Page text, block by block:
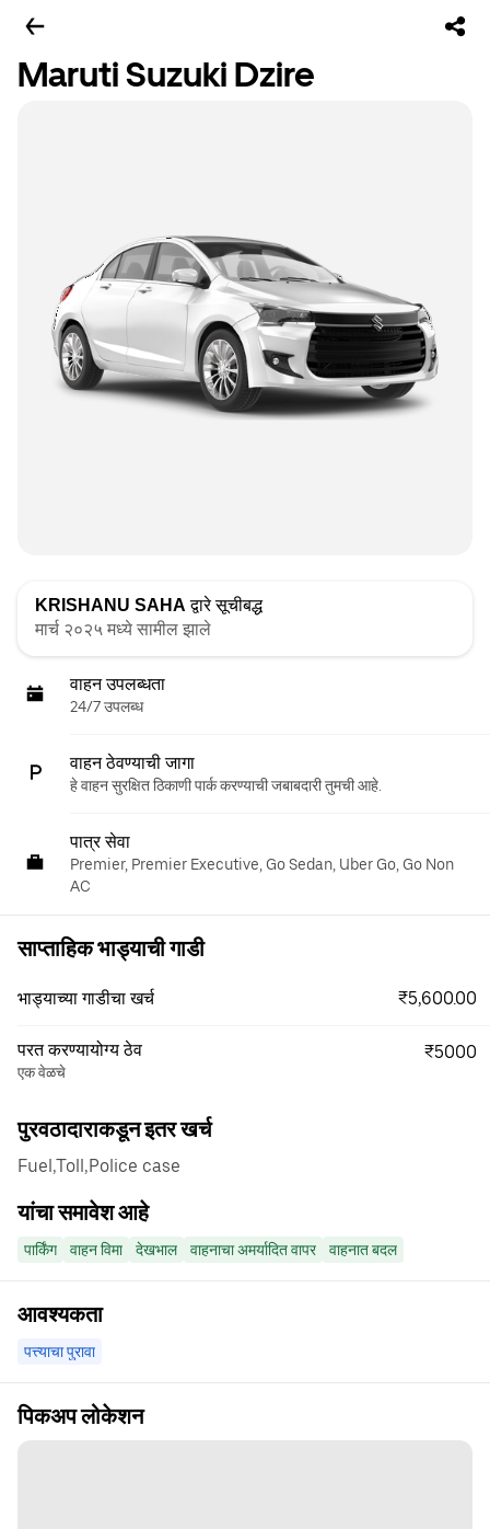
Maruti Suzuki Dzire
KRISHANU SAHA द्वारे सूचीबद्ध
मार्च २०२५ मध्ये सामील झाले
वाहन उपलब्धता
24/7 उपलब्ध
वाहन ठेवण्याची जागा
हे वाहन सुरक्षित ठिकाणी पार्क करण्याची जबाबदारी तुमची आहे.
पात्र सेवा
Premier, Premier Executive, Go Sedan, Uber Go, Go Non
AC
साप्ताहिक भाड्याची गाडी
भाड्याच्या गाडीचा खर्च ₹5,600.00
परत करण्यायोग्य ठेव
एक वेळचे
₹5000
पुरवठादाराकडून इतर खर्च
Fuel,Toll,Police case
यांचा समावेश आहे
पार्किंग वाहन विमा देखभाल वाहनाचा अमर्यादित वापर वाहनात बदल
आवश्यकता
पत्त्याचा पुरावा
पिकअप लोकेशन